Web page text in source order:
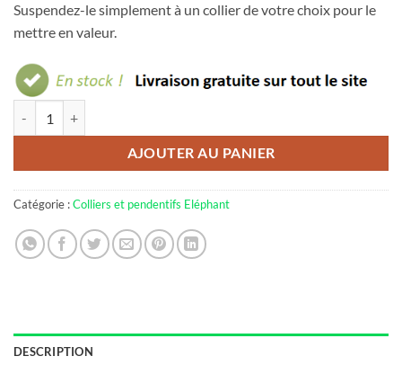
Suspendez-le simplement à un collier de votre choix pour le
mettre en valeur.
AJOUTER AU PANIER
Catégorie :Colliers et pendentifs Eléphant
DESCRIPTION